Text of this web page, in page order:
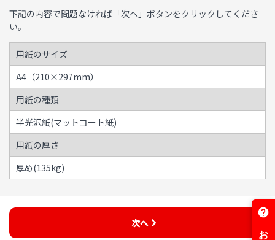
下記の内容で問題なければ「次へ」ボタンをクリックしてくださ
い。
用紙のサイズ
A4（210×297mm）
用紙の種類
半光沢紙(マットコート紙)
用紙の厚さ
厚め(135kg)
次へ